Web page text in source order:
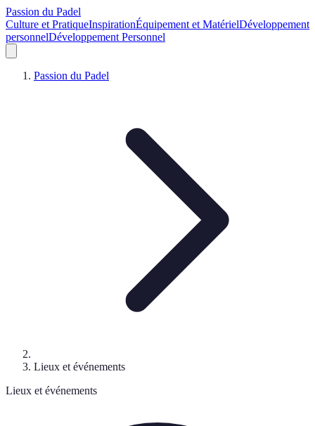
Passion du Padel
Culture et PratiqueInspirationÉquipement et MatérielDéveloppement
personnelDéveloppement Personnel
Passion du Padel
Lieux et événements
Lieux et événements